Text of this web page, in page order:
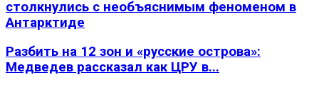
столкнулись с необъяснимым феноменом в
Антарктиде
Разбить на 12 зон и «русские острова»:
Медведев рассказал как ЦРУ в...